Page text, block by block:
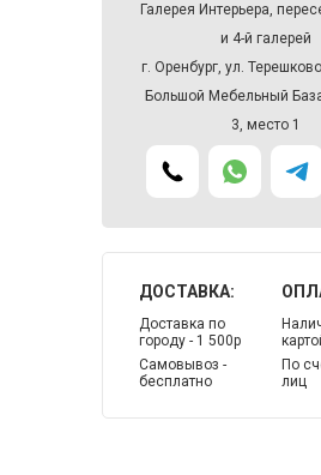
Галерея Интерьера,
и 4-й галерей
г. Оренбург, ул.
Большой Мебельный
3, место 1
ДОСТАВКА:
Доставка по
городу - 1 500р
Самовывоз -
бесплатно
По
лиц